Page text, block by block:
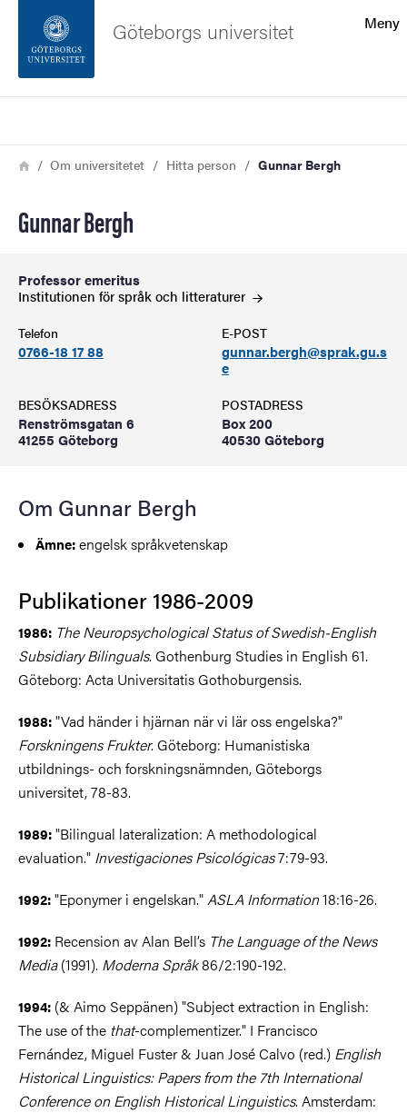
Sidfoten
Meny
Göteborgs universitet
Länkstig
HemOm universitetet Hitta person Gunnar Bergh
Gunnar Bergh
Professor emeritus
Institutionen för språk och litteraturer
Telefon
0766-18 17 88
E-POST
gunnar.bergh@sprak.gu.s
e
BESÖKSADRESS
Renströmsgatan 6
41255 Göteborg
POSTADRESS
Box 200
40530 Göteborg
Om Gunnar Bergh
Ämne:engelsk språkvetenskap
Publikationer 1986-2009
1986: The Neuropsychological Status of Swedish-English
Subsidiary Bilinguals. Gothenburg Studies in English 61.
Göteborg: Acta Universitatis Gothoburgensis.
1988:"Vad händer i hjärnan när vi lär oss engelska?"
Forskningens Frukter. Göteborg: Humanistiska
utbildnings- och forskningsnämnden, Göteborgs
universitet, 78-83.
1989:"Bilingual lateralization: A methodological
evaluation." Investigaciones Psicológicas7:79-93.
1992:"Eponymer i engelskan."ASLA Information18:16-26.
1992: Recension av Alan Bell’s The Language of the News
Media(1991). Moderna Språk86/2:190-192.
1994: (& Aimo Seppänen) "Subject extraction in English:
The use of the that-complementizer." I Francisco
Fernández, Miguel Fuster & Juan José Calvo (red.) English
Historical Linguistics: Papers from the 7th International
Conference on English Historical Linguistics. Amsterdam: